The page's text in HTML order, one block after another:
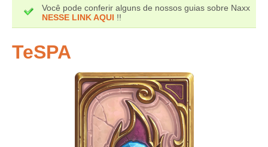
Você pode conferir alguns de nossos guias sobre Naxx
NESSE LINK AQUI !!
TeSPA